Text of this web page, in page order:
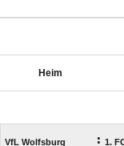
Heim
VfL Wolfsburg : 1.